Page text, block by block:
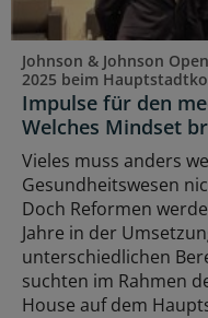
Johnson & Johnson
2025 beim
Impulse für den
Welches Mindset
Vieles muss anders
Gesundheitswesen
Doch Reformen
Jahre in der
unterschiedlichen
suchten im Rahmen
House auf dem